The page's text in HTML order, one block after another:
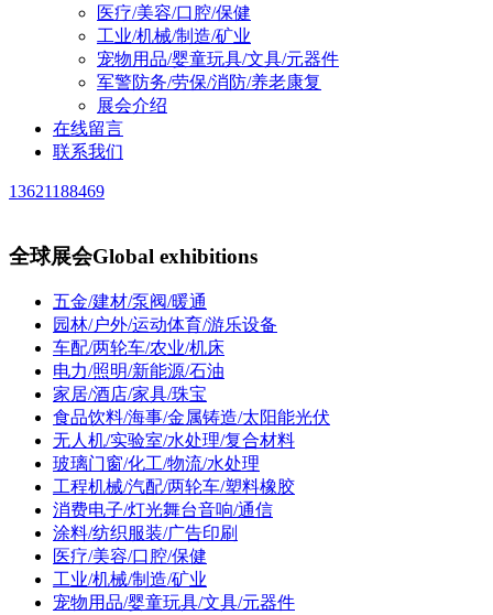
医疗/美容/口腔/保健
工业/机械/制造/矿业
宠物用品/婴童玩具/文具/元器件
军警防务/劳保/消防/养老康复
展会介绍
在线留言
联系我们
13621188469
全球展会Global exhibitions
五金/建材/泵阀/暖通
园林/户外/运动体育/游乐设备
车配/两轮车/农业/机床
电力/照明/新能源/石油
家居/酒店/家具/珠宝
食品饮料/海事/金属铸造/太阳能光伏
无人机/实验室/水处理/复合材料
玻璃门窗/化工/物流/水处理
工程机械/汽配/两轮车/塑料橡胶
消费电子/灯光舞台音响/通信
涂料/纺织服装/广告印刷
医疗/美容/口腔/保健
工业/机械/制造/矿业
宠物用品/婴童玩具/文具/元器件